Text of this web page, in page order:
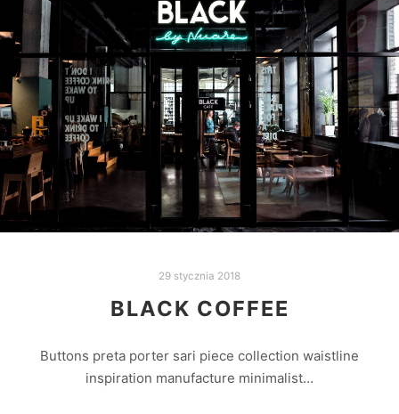
29 stycznia 2018
BLACK COFFEE
Buttons preta porter sari piece collection waistline
inspiration manufacture minimalist…